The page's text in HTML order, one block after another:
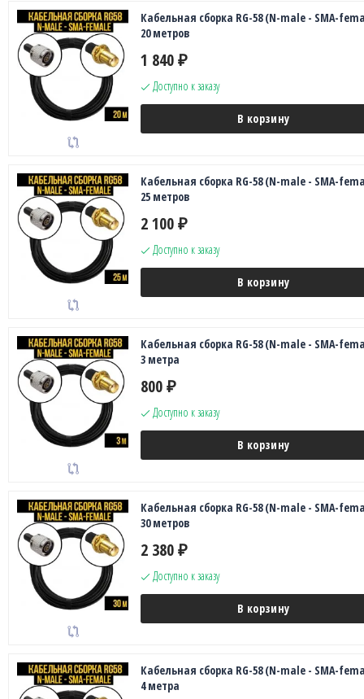
Кабельная сборка RG-58 (N-male - SMA-
20 метров
1 840 ₽
Доступно к заказу
В корзину
Кабельная сборка RG-58 (N-male - SMA-
25 метров
2 100 ₽
Доступно к заказу
В корзину
Кабельная сборка RG-58 (N-male - SMA-
3 метра
800 ₽
Доступно к заказу
В корзину
Кабельная сборка RG-58 (N-male - SMA-
30 метров
2 380 ₽
Доступно к заказу
В корзину
Кабельная сборка RG-58 (N-male - SMA-
4 метра